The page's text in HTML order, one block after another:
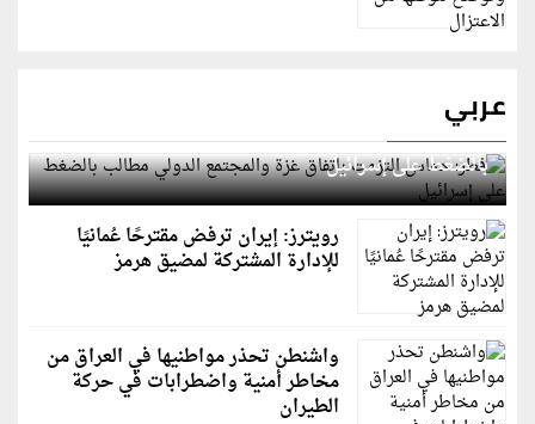
عربي
قطر: حماس التزمت باتفاق غزة والمجتمع الدولي مطالب
بالضغط على إسرائيل
رويترز: إيران ترفض مقترحًا عُمانيًا
للإدارة المشتركة لمضيق هرمز
واشنطن تحذر مواطنيها في العراق من
مخاطر أمنية واضطرابات في حركة
الطيران